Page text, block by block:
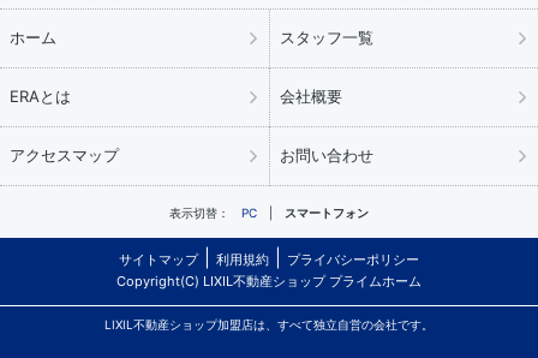
ホーム スタッフ一覧
ERAとは 会社概要
アクセスマップ お問い合わせ
表示切替： PC スマートフォン
サイトマップ 利用規約
プライバシーポリシー
Copyright(C) LIXIL不動産ショップ プライムホーム
LIXIL不動産ショップ加盟店は、すべて独立自営の会社です。